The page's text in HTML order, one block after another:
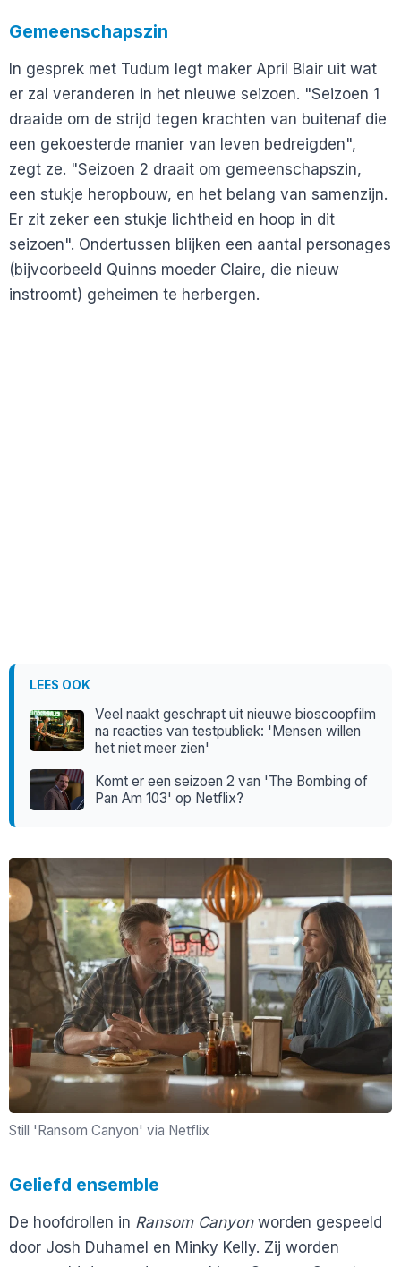
Gemeenschapszin
In gesprek met Tudum legt maker April Blair uit wat
er zal veranderen in het nieuwe seizoen. "Seizoen 1
draaide om de strijd tegen krachten van buitenaf die
een gekoesterde manier van leven bedreigden",
zegt ze. "Seizoen 2 draait om gemeenschapszin,
een stukje heropbouw, en het belang van samenzijn.
Er zit zeker een stukje lichtheid en hoop in dit
seizoen". Ondertussen blijken een aantal personages
(bijvoorbeeld Quinns moeder Claire, die nieuw
instroomt) geheimen te herbergen.
LEES OOK
Veel naakt geschrapt uit nieuwe bioscoopfilm
na reacties van testpubliek: 'Mensen willen
het niet meer zien'
Komt er een seizoen 2 van 'The Bombing of
Pan Am 103' op Netflix?
Still 'Ransom Canyon' via Netflix
Geliefd ensemble
De hoofdrollen in Ransom Canyonworden gespeeld
door Josh Duhamel en Minky Kelly. Zij worden